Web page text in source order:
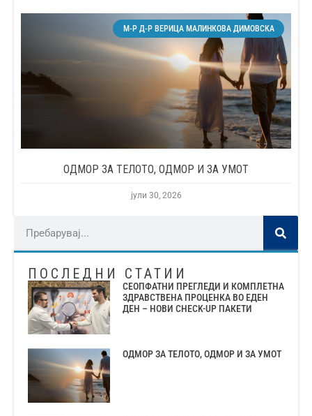
М-Р Д-Р ВЕРИЦА МАЛИНКОВА ДИМОВСКА
ОДМОР ЗА ТЕЛОТО, ОДМОР И ЗА УМОТ
јули 30, 2026
ПОСЛЕДНИ СТАТИИ
СЕОПФАТНИ ПРЕГЛЕДИ И КОМПЛЕТНА
ЗДРАВСТВЕНА ПРОЦЕНКА ВО ЕДЕН
ДЕН – НОВИ CHECK-UP ПАКЕТИ
ОДМОР ЗА ТЕЛОТО, ОДМОР И ЗА УМОТ